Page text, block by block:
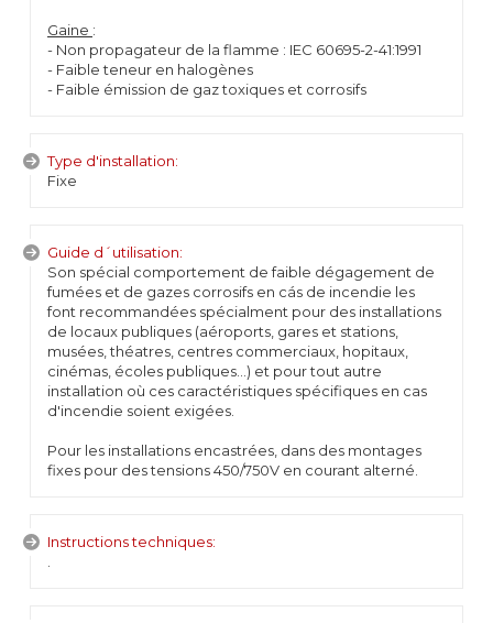
Gaine :
- Non propagateur de la flamme : IEC 60695-2-41:1991
- Faible teneur en halogènes
- Faible émission de gaz toxiques et corrosifs
Type d'installation:
Fixe
Guide d´utilisation:
Son spécial comportement de faible dégagement de
fumées et de gazes corrosifs en cás de incendie les
font recommandées spécialment pour des installations
de locaux publiques (aéroports, gares et stations,
musées, théatres, centres commerciaux, hopitaux,
cinémas, écoles publiques…) et pour tout autre
installation où ces caractéristiques spécifiques en cas
d'incendie soient exigées.
Pour les installations encastrées, dans des montages
fixes pour des tensions 450/750V en courant alterné.
Instructions techniques: